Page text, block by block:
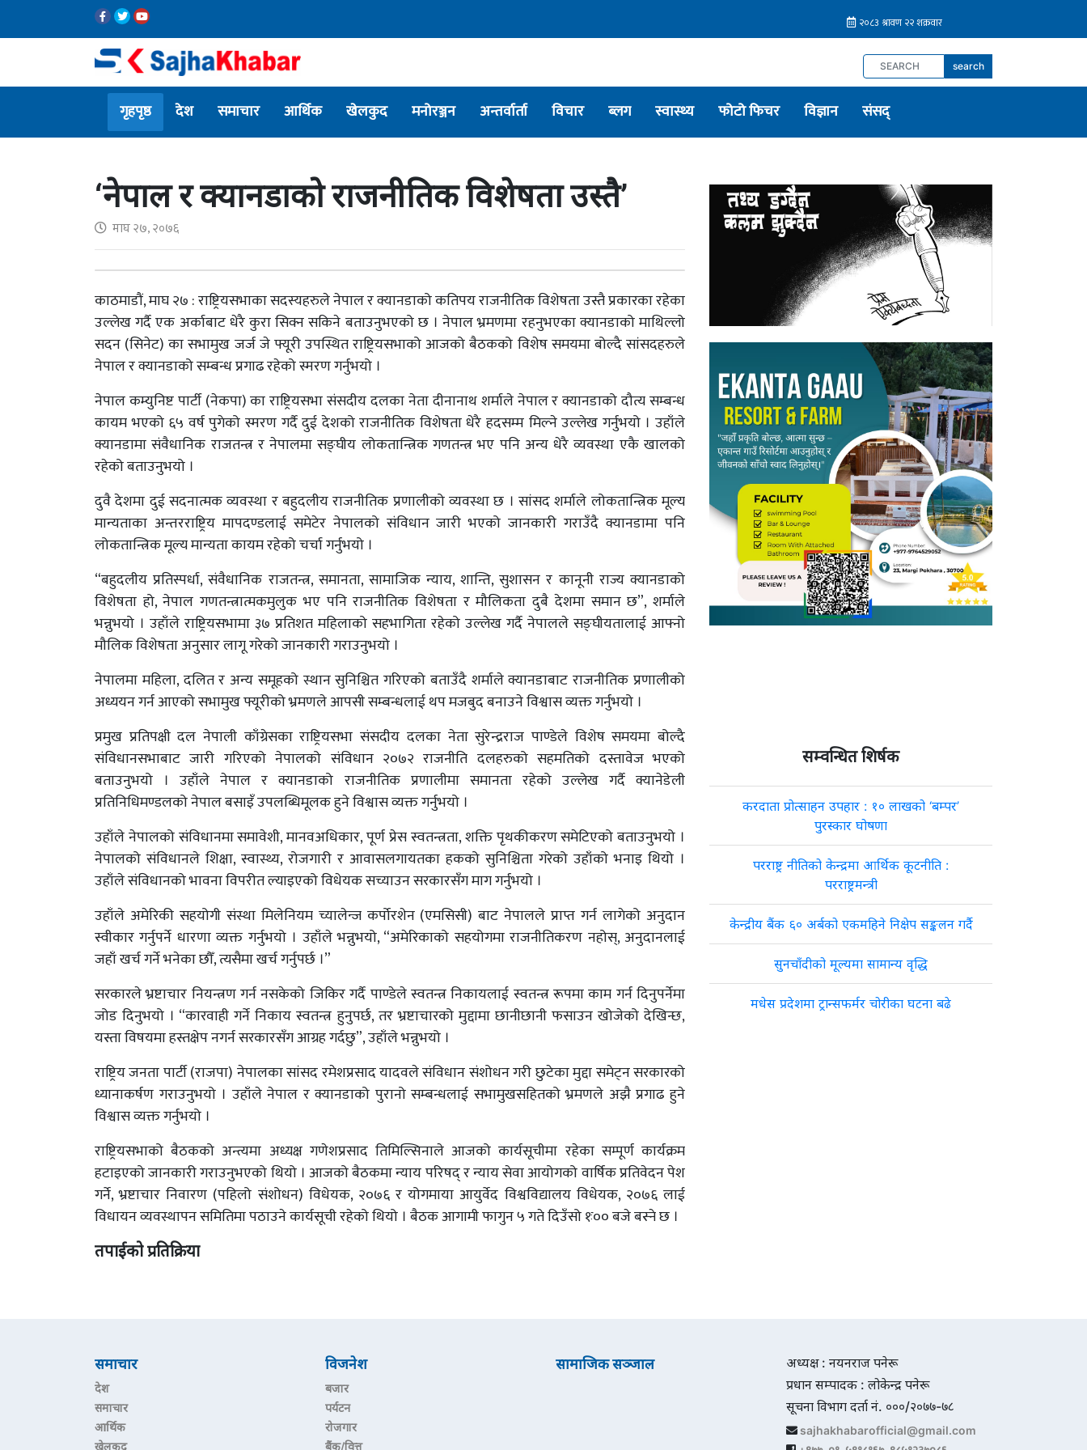
search
गृहपृष्ठ देश समाचार आर्थिक खेलकुद मनोरञ्जन अन्तर्वार्ता विचार ब्लग स्वास्थ्य फोटो फिचर विज्ञान संसद्
‘नेपाल र क्यानडाको राजनीतिक विशेषता उस्तै’
माघ २७, २०७६
काठमाडौं, माघ २७ : राष्ट्रियसभाका सदस्यहरुले नेपाल र क्यानडाको कतिपय राजनीतिक विशेषता उस्तै प्रकारका रहेका
उल्लेख गर्दै एक अर्काबाट धेरै कुरा सिक्न सकिने बताउनुभएको छ । नेपाल भ्रमणमा रहनुभएका क्यानडाको माथिल्लो
सदन (सिनेट) का सभामुख जर्ज जे फ्यूरी उपस्थित राष्ट्रियसभाको आजको बैठकको विशेष समयमा बोल्दै सांसदहरुले
नेपाल र क्यानडाको सम्बन्ध प्रगाढ रहेको स्मरण गर्नुभयो ।
नेपाल कम्युनिष्ट पार्टी (नेकपा) का राष्ट्रियसभा संसदीय दलका नेता दीनानाथ शर्माले नेपाल र क्यानडाको दौत्य सम्बन्ध
कायम भएको ६५ वर्ष पुगेको स्मरण गर्दै दुई देशको राजनीतिक विशेषता धेरै हदसम्म मिल्ने उल्लेख गर्नुभयो । उहाँले
क्यानडामा संवैधानिक राजतन्त्र र नेपालमा सङ्घीय लोकतान्त्रिक गणतन्त्र भए पनि अन्य धेरै व्यवस्था एकै खालको
रहेको बताउनुभयो ।
दुवै देशमा दुई सदनात्मक व्यवस्था र बहुदलीय राजनीतिक प्रणालीको व्यवस्था छ । सांसद शर्माले लोकतान्त्रिक मूल्य
मान्यताका अन्तरराष्ट्रिय मापदण्डलाई समेटेर नेपालको संविधान जारी भएको जानकारी गराउँदै क्यानडामा पनि
लोकतान्त्रिक मूल्य मान्यता कायम रहेको चर्चा गर्नुभयो ।
“बहुदलीय प्रतिस्पर्धा, संवैधानिक राजतन्त्र, समानता, सामाजिक न्याय, शान्ति, सुशासन र कानूनी राज्य क्यानडाको
विशेषता हो, नेपाल गणतन्त्रात्मकमुलुक भए पनि राजनीतिक विशेषता र मौलिकता दुबै देशमा समान छ”, शर्माले
भन्नुभयो । उहाँले राष्ट्रियसभामा ३७ प्रतिशत महिलाको सहभागिता रहेको उल्लेख गर्दै नेपालले सङ्घीयतालाई आफ्नो
मौलिक विशेषता अनुसार लागू गरेको जानकारी गराउनुभयो ।
नेपालमा महिला, दलित र अन्य समूहको स्थान सुनिश्चित गरिएको बताउँदै शर्माले क्यानडाबाट राजनीतिक प्रणालीको
अध्ययन गर्न आएको सभामुख फ्यूरीको भ्रमणले आपसी सम्बन्धलाई थप मजबुद बनाउने विश्वास व्यक्त गर्नुभयो ।
प्रमुख प्रतिपक्षी दल नेपाली काँग्रेसका राष्ट्रियसभा संसदीय दलका नेता सुरेन्द्रराज पाण्डेले विशेष समयमा बोल्दै
संविधानसभाबाट जारी गरिएको नेपालको संविधान २०७२ राजनीति दलहरुको सहमतिको दस्तावेज भएको
बताउनुभयो । उहाँले नेपाल र क्यानडाको राजनीतिक प्रणालीमा समानता रहेको उल्लेख गर्दै क्यानेडेली
प्रतिनिधिमण्डलको नेपाल बसाइँ उपलब्धिमूलक हुने विश्वास व्यक्त गर्नुभयो ।
उहाँले नेपालको संविधानमा समावेशी, मानवअधिकार, पूर्ण प्रेस स्वतन्त्रता, शक्ति पृथकीकरण समेटिएको बताउनुभयो ।
नेपालको संविधानले शिक्षा, स्वास्थ्य, रोजगारी र आवासलगायतका हकको सुनिश्चिता गरेको उहाँको भनाइ थियो ।
उहाँले संविधानको भावना विपरीत ल्याइएको विधेयक सच्याउन सरकारसँग माग गर्नुभयो ।
उहाँले अमेरिकी सहयोगी संस्था मिलेनियम च्यालेन्ज कर्पोरशेन (एमसिसी) बाट नेपालले प्राप्त गर्न लागेको अनुदान
स्वीकार गर्नुपर्ने धारणा व्यक्त गर्नुभयो । उहाँले भन्नुभयो, “अमेरिकाको सहयोगमा राजनीतिकरण नहोस्, अनुदानलाई
जहाँ खर्च गर्ने भनेका छौँ, त्यसैमा खर्च गर्नुपर्छ ।”
सरकारले भ्रष्टाचार नियन्त्रण गर्न नसकेको जिकिर गर्दै पाण्डेले स्वतन्त्र निकायलाई स्वतन्त्र रूपमा काम गर्न दिनुपर्नेमा
जोड दिनुभयो । “कारवाही गर्ने निकाय स्वतन्त्र हुनुपर्छ, तर भ्रष्टाचारको मुद्दामा छानीछानी फसाउन खोजेको देखिन्छ,
यस्ता विषयमा हस्तक्षेप नगर्न सरकारसँग आग्रह गर्दछु”, उहाँले भन्नुभयो ।
राष्ट्रिय जनता पार्टी (राजपा) नेपालका सांसद रमेशप्रसाद यादवले संविधान संशोधन गरी छुटेका मुद्दा समेट्न सरकारको
ध्यानाकर्षण गराउनुभयो । उहाँले नेपाल र क्यानडाको पुरानो सम्बन्धलाई सभामुखसहितको भ्रमणले अझै प्रगाढ हुने
विश्वास व्यक्त गर्नुभयो ।
राष्ट्रियसभाको बैठकको अन्त्यमा अध्यक्ष गणेशप्रसाद तिमिल्सिनाले आजको कार्यसूचीमा रहेका सम्पूर्ण कार्यक्रम
हटाइएको जानकारी गराउनुभएको थियो । आजको बैठकमा न्याय परिषद् र न्याय सेवा आयोगको वार्षिक प्रतिवेदन पेश
गर्ने, भ्रष्टाचार निवारण (पहिलो संशोधन) विधेयक, २०७६ र योगमाया आयुर्वेद विश्वविद्यालय विधेयक, २०७६ लाई
विधायन व्यवस्थापन समितिमा पठाउने कार्यसूची रहेको थियो । बैठक आगामी फागुन ५ गते दिउँसो १ः०० बजे बस्ने छ ।
तपाईको प्रतिक्रिया
सम्वन्धित शिर्षक
करदाता प्रोत्साहन उपहार : १० लाखको ‘बम्पर’
पुरस्कार घोषणा
परराष्ट्र नीतिको केन्द्रमा आर्थिक कूटनीति :
परराष्ट्रमन्त्री
केन्द्रीय बैंक ६० अर्बको एकमहिने निक्षेप सङ्कलन गर्दै
सुनचाँदीको मूल्यमा सामान्य वृद्धि
मधेस प्रदेशमा ट्रान्सफर्मर चोरीका घटना बढे
समाचार
देश
समाचार
आर्थिक
खेलकुद
विजनेश
बजार
पर्यटन
रोजगार
बैंक/वित्त
सामाजिक सञ्जाल
अध्यक्ष : नयनराज पनेरू
प्रधान सम्पादक : लोकेन्द्र पनेरू
सूचना विभाग दर्ता नं. ०००/२०७७-७८
sajhakhabarofficial@gmail.com